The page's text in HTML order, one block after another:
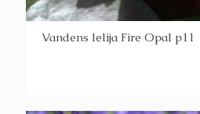
Vandens lelija Fire Opal p11